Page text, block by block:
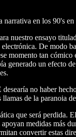
narrativa en los 90's
nuestro ensayo
De modo
momento tan
generado un efecto
no haber
de la paranoia
que será perdida.
medidas más
convertir estas